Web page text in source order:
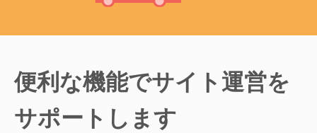
便利な機能でサイト運営を
サポートします